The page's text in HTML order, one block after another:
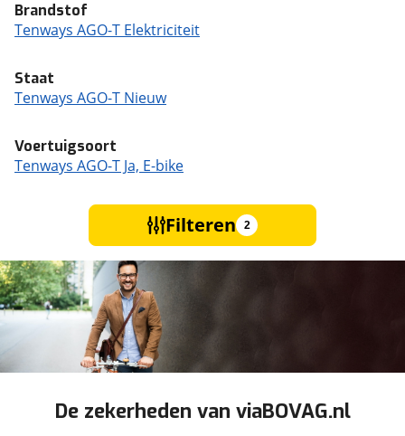
Brandstof
Tenways AGO-T Elektriciteit
Staat
Tenways AGO-T Nieuw
Voertuigsoort
Tenways AGO-T Ja, E-bike
Filteren 2
De zekerheden van viaBOVAG.nl